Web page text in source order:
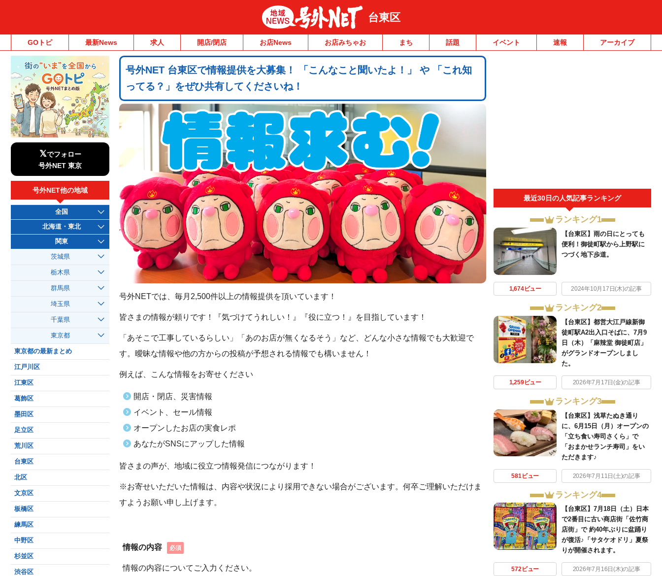
台東区
GOトピ 最新News 求人 開店/閉店 お店News お店みちゃお まち 話題 イベント 速報 アーカイブ
号外NET 台東区で情報提供を大募集！ 「こんなこと聞いたよ！」 や 「これ知
ってる？」をぜひ共有してくださいね！
号外NETでは、毎月2,500件以上の情報提供を頂いています！
皆さまの情報が頼りです！『気づけてうれしい！』『役に立つ！』を目指しています！
「あそこで工事しているらしい」「あのお店が無くなるそう」など、どんな小さな情報でも大歓迎で
す。曖昧な情報や他の方からの投稿が予想される情報でも構いません！
例えば、こんな情報をお寄せください
開店・閉店、災害情報
イベント、セール情報
オープンしたお店の実食レポ
あなたがSNSにアップした情報
皆さまの声が、地域に役立つ情報発信につながります！
※お寄せいただいた情報は、内容や状況により採用できない場合がございます。何卒ご理解いただけま
すようお願い申し上げます。
情報の内容 必須
情報の内容についてご入力ください。
最近30日の人気記事ランキング
ランキング1
【台東区】雨の日にとっても
便利！御徒町駅から上野駅に
つづく地下歩道。
1,674ビュー 2024年10月17日(木)の記事
ランキング2
【台東区】都営大江戸線新御
徒町駅A2出入口そばに、7月9
日（木）「麻辣堂 御徒町店」
がグランドオープンしまし
た。
1,259ビュー 2026年7月17日(金)の記事
ランキング3
【台東区】浅草たぬき通り
に、6月15日（月）オープンの
「立ち食い寿司さくら」で
「おまかせランチ寿司」をい
ただきます♪
581ビュー 2026年7月11日(土)の記事
ランキング4
【台東区】7月18日（土）日本
で2番目に古い商店街「佐竹商
店街」で 約40年ぶりに盆踊り
が復活♪「サタケオドリ」夏祭
りが開催されます。
572ビュー 2026年7月16日(木)の記事
𝕏でフォロー
号外NET 東京
号外NET他の地域
全国
北海道・東北
関東
茨城県
栃木県
群馬県
埼玉県
千葉県
東京都
東京都の最新まとめ
江戸川区
江東区
葛飾区
墨田区
足立区
荒川区
台東区
北区
文京区
板橋区
練馬区
中野区
杉並区
渋谷区